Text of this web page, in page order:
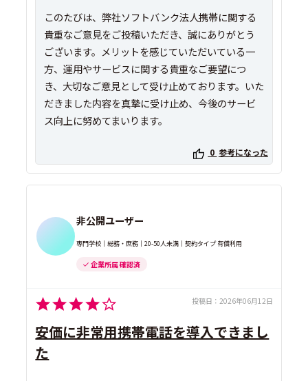
このたびは、弊社ソフトバンク法人携帯に関する
貴重なご意見をご投稿いただき、誠にありがとう
ございます。メリットを感じていただいている一
方、運用やサービスに関する貴重なご要望につ
き、大切なご意見として受け止めております。いた
だきました内容を真摯に受け止め、今後のサービ
ス向上に努めてまいります。
0 参考になった
非公開ユーザー
専門学校｜総務・庶務｜20-50人未満｜契約タイプ 有償利用
企業所属 確認済
投稿日： 2026年06月12日
安価に非常用携帯電話を導入できまし
た